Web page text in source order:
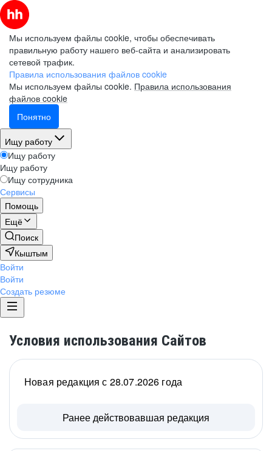
Мы используем файлы cookie, чтобы обеспечивать
правильную работу нашего веб-сайта и анализировать
сетевой трафик.
Правила использования файлов cookie
Мы используем файлы cookie. Правила использования
файлов cookie
Понятно
Ищу работу
Ищу работу
Ищу работу
Ищу сотрудника
Сервисы
Помощь
Ещё
Поиск
Кыштым
Войти
Войти
Создать резюме
Условия использования Сайтов
Новая редакция с 28.07.2026 года
Ранее действовавшая редакция